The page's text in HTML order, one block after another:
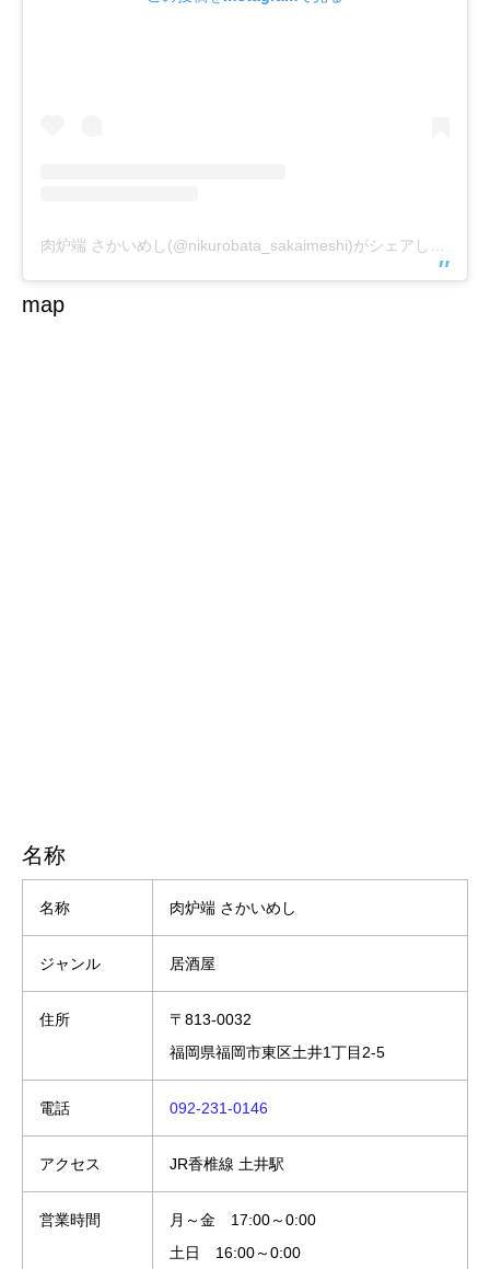
map
名称
名称 肉炉端 さかいめし
ジャンル 居酒屋
住所
〒813-0032
福岡県福岡市東区土井1丁目2-5
電話 092-231-0146
アクセス JR香椎線 土井駅
営業時間
月～金 17:00～0:00
土日 16:00～0:00